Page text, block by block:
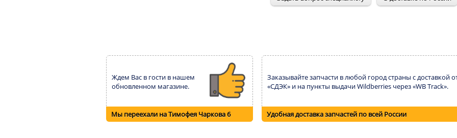
Ждем Вас в гости в нашем
обновленном магазине.
Мы переехали на Тимофея Чаркова 6
Заказывайте запчасти в любой город страны с доставкой
«СДЭК» и на пункты выдачи Wildberries через «WB Track».
Удобная доставка запчастей по всей России